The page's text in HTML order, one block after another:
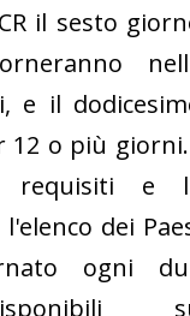
il sesto
e il
12 o più
requisiti e
dei
ogni